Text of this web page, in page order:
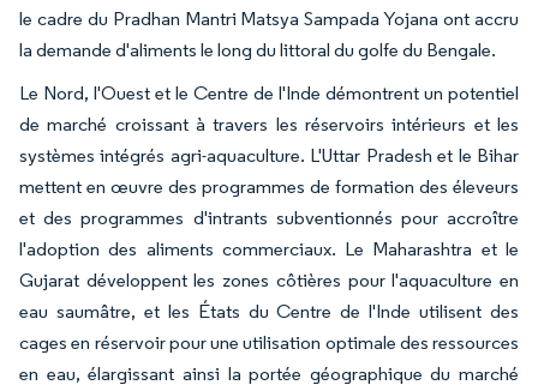
le cadre du Pradhan Mantri Matsya Sampada Yojana ont accru
la demande d'aliments le long du littoral du golfe du Bengale.
Le Nord, l'Ouest et le Centre de l'Inde démontrent un potentiel
de marché croissant à travers les réservoirs intérieurs et les
systèmes intégrés agri-aquaculture. L'Uttar Pradesh et le Bihar
mettent en œuvre des programmes de formation des éleveurs
et des programmes d'intrants subventionnés pour accroître
l'adoption des aliments commerciaux. Le Maharashtra et le
Gujarat développent les zones côtières pour l'aquaculture en
eau saumâtre, et les États du Centre de l'Inde utilisent des
cages en réservoir pour une utilisation optimale des ressources
en eau, élargissant ainsi la portée géographique du marché